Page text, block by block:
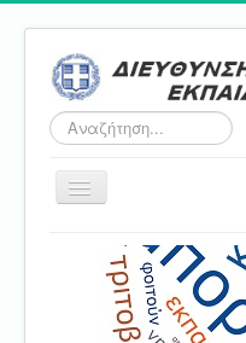
Αναζήτηση...
Εναλλαγή
Αρχική
Τμήμα Α'